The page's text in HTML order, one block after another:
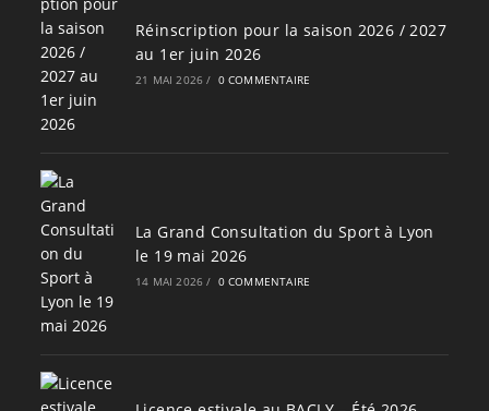
Réinscription pour la saison 2026 / 2027
au 1er juin 2026
21 MAI 2026 / 0 COMMENTAIRE
La Grand Consultation du Sport à Lyon
le 19 mai 2026
14 MAI 2026 / 0 COMMENTAIRE